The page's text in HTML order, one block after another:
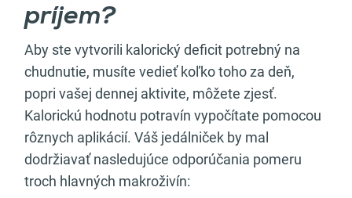
príjem?
Aby ste vytvorili kalorický deficit potrebný na
chudnutie, musíte vedieť koľko toho za deň,
popri vašej dennej aktivite, môžete zjesť.
Kalorickú hodnotu potravín vypočítate pomocou
rôznych aplikácií. Váš jedálniček by mal
dodržiavať nasledujúce odporúčania pomeru
troch hlavných makroživín: